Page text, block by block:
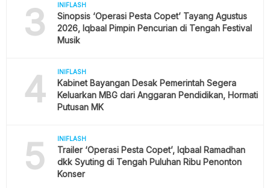
3 INIFLASH
Sinopsis ‘Operasi Pesta Copet’ Tayang Agustus
2026, Iqbaal Pimpin Pencurian di Tengah Festival
Musik
4 INIFLASH
Kabinet Bayangan Desak Pemerintah Segera
Keluarkan MBG dari Anggaran Pendidikan, Hormati
Putusan MK
5 INIFLASH
Trailer ‘Operasi Pesta Copet’, Iqbaal Ramadhan
dkk Syuting di Tengah Puluhan Ribu Penonton
Konser